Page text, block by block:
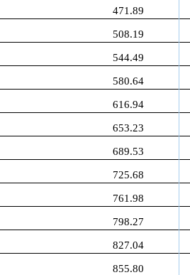
471.89
508.19
544.49
580.64
616.94
653.23
689.53
725.68
761.98
798.27
827.04
855.80